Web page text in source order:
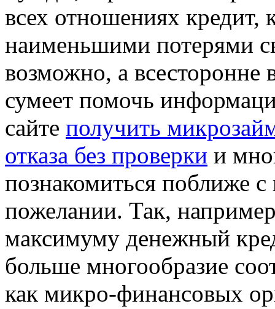
всех отношениях кредит,
наименьшими потерями
возможно, а всесторонне
сумеет помочь
сайте получить
отказа без проверки и
познакомиться поближе
пожелании. Так,
максимуму денежный
больше многообразие
как микро-финансовых